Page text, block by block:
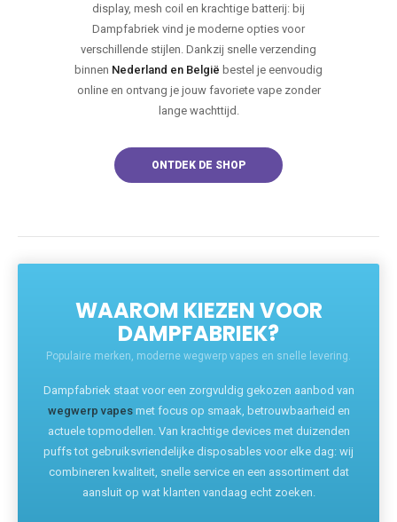
display, mesh coil en krachtige batterij: bij
Dampfabriek vind je moderne opties voor
verschillende stijlen. Dankzij snelle verzending
binnen Nederland en België bestel je eenvoudig
online en ontvang je jouw favoriete vape zonder
lange wachttijd.
ONTDEK DE SHOP
WAAROM KIEZEN VOOR
DAMPFABRIEK?
Populaire merken, moderne wegwerp vapes en snelle levering.
Dampfabriek staat voor een zorgvuldig gekozen aanbod van
wegwerp vapesmet focus op smaak, betrouwbaarheid en
actuele topmodellen. Van krachtige devices met duizenden
puffs tot gebruiksvriendelijke disposables voor elke dag: wij
combineren kwaliteit, snelle service en een assortiment dat
aansluit op wat klanten vandaag echt zoeken.